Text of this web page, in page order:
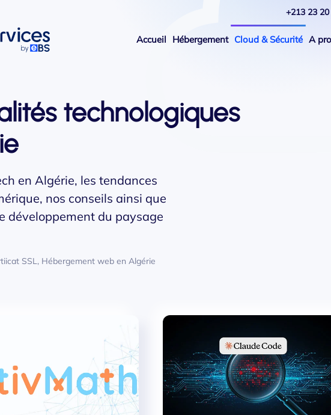
+213 23
Accueil Hébergement Cloud & Sécurité A
technologiques
en Algérie, les tendances
nos conseils ainsi que
développement du paysage
SSL, Hébergement web en Algérie